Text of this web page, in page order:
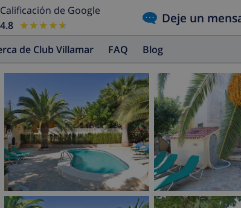
Calificación de Google
4.8
★★★★★
★★★★★ Deje un
de Club Villamar FAQ Blog